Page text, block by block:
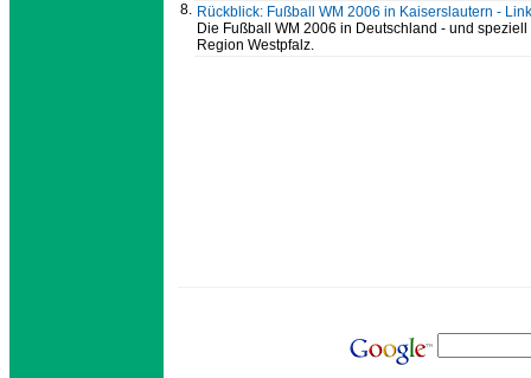
8. Rückblick: Fußball WM 2006 in Kaiserslautern -
Die Fußball WM 2006 in Deutschland - und
Region Westpfalz.